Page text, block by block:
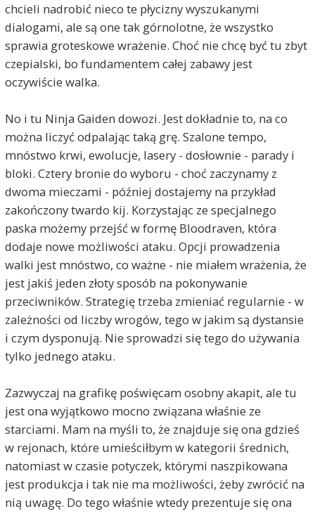
chcieli nadrobić nieco te płycizny wyszukanymi
dialogami, ale są one tak górnolotne, że wszystko
sprawia groteskowe wrażenie. Choć nie chcę być tu zbyt
czepialski, bo fundamentem całej zabawy jest
oczywiście walka.
No i tu Ninja Gaiden dowozi. Jest dokładnie to, na co
można liczyć odpalając taką grę. Szalone tempo,
mnóstwo krwi, ewolucje, lasery - dosłownie - parady i
bloki. Cztery bronie do wyboru - choć zaczynamy z
dwoma mieczami - później dostajemy na przykład
zakończony twardo kij. Korzystając ze specjalnego
paska możemy przejść w formę Bloodraven, która
dodaje nowe możliwości ataku. Opcji prowadzenia
walki jest mnóstwo, co ważne - nie miałem wrażenia, że
jest jakiś jeden złoty sposób na pokonywanie
przeciwników. Strategię trzeba zmieniać regularnie - w
zależności od liczby wrogów, tego w jakim są dystansie
i czym dysponują. Nie sprowadzi się tego do używania
tylko jednego ataku.
Zazwyczaj na grafikę poświęcam osobny akapit, ale tu
jest ona wyjątkowo mocno związana właśnie ze
starciami. Mam na myśli to, że znajduje się ona gdzieś
w rejonach, które umieściłbym w kategorii średnich,
natomiast w czasie potyczek, którymi naszpikowana
jest produkcja i tak nie ma możliwości, żeby zwrócić na
nią uwagę. Do tego właśnie wtedy prezentuje się ona